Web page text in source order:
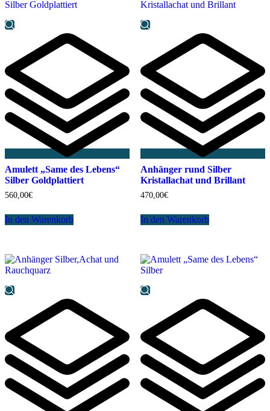
Amulett „Same des Lebens“
Silber Goldplattiert
560,00€
In den Warenkorb
Anhänger rund Silber
Kristallachat und Brillant
470,00€
In den Warenkorb